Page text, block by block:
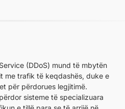
(DDoS) mund të mbytën
me trafik të keqdashës, duke e
për përdorues legjitimë.
sisteme të specializuara